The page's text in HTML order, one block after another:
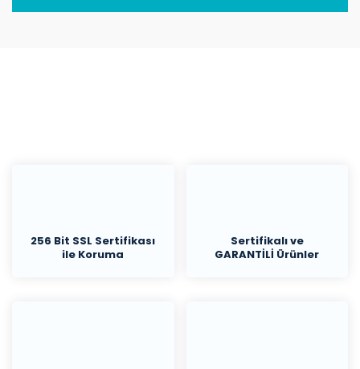
256 Bit SSL Sertifikası
ile Koruma
Sertifikalı ve
GARANTİLİ Ürünler